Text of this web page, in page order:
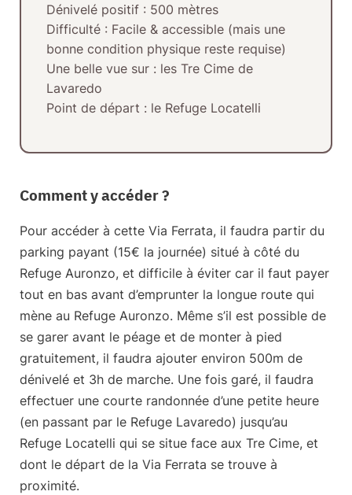
Dénivelé positif: 500 mètres
Difficulté: Facile & accessible (mais une
bonne condition physique reste requise)
Une belle vue sur: les Tre Cime de
Lavaredo
Point de départ : le Refuge Locatelli
Comment y accéder ?
Pour accéder à cette Via Ferrata, il faudra partir du
parking payant (15€ la journée) situé à côté du
Refuge Auronzo, et difficile à éviter car il faut payer
tout en bas avant d’emprunter la longue route qui
mène au Refuge Auronzo. Même s’il est possible de
se garer avant le péage et de monter à pied
gratuitement, il faudra ajouter environ 500m de
dénivelé et 3h de marche. Une fois garé, il faudra
effectuer une courte randonnée d’une petite heure
(en passant par le Refuge Lavaredo) jusqu’au
Refuge Locatelli qui se situe face aux Tre Cime, et
dont le départ de la Via Ferrata se trouve à
proximité.